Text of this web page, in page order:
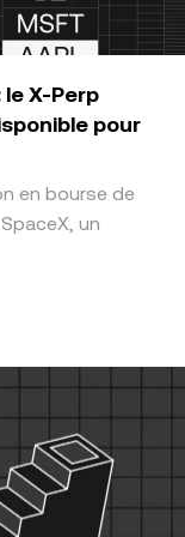
le X-Perp
pour
en bourse de
un